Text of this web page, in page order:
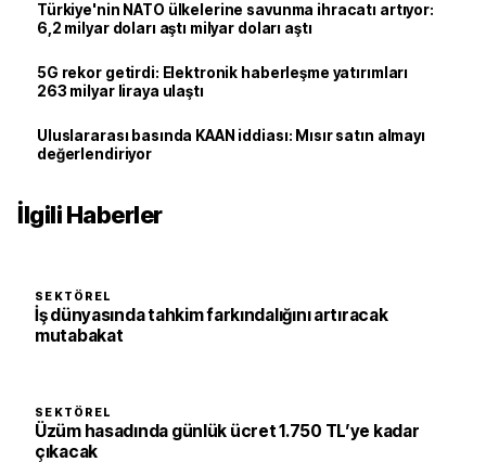
Türkiye'nin NATO ülkelerine savunma ihracatı artıyor:
6,2 milyar doları aştı milyar doları aştı
5G rekor getirdi: Elektronik haberleşme yatırımları
263 milyar liraya ulaştı
Uluslararası basında KAAN iddiası: Mısır satın almayı
değerlendiriyor
İlgili Haberler
SEKTÖREL
İş dünyasında tahkim farkındalığını artıracak
mutabakat
SEKTÖREL
Üzüm hasadında günlük ücret 1.750 TL’ye kadar
çıkacak